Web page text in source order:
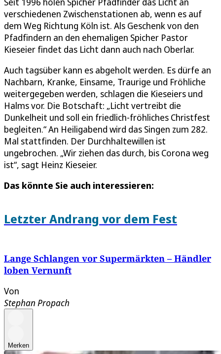
verschiedenen Zwischenstationen ab, wenn es auf
dem Weg Richtung Köln ist. Als Geschenk von den
Pfadfindern an den ehemaligen Spicher Pastor
Kieseier findet das Licht dann auch nach Oberlar.
Auch tagsüber kann es abgeholt werden. Es dürfe an
Nachbarn, Kranke, Einsame, Traurige und Fröhliche
weitergegeben werden, schlagen die Kieseiers und
Halms vor. Die Botschaft: „Licht vertreibt die
Dunkelheit und soll ein friedlich-fröhliches Christfest
begleiten.“ An Heiligabend wird das Singen zum 282.
Mal stattfinden. Der Durchhaltewillen ist
ungebrochen. „Wir ziehen das durch, bis Corona weg
ist“, sagt Heinz Kieseier.
Das könnte Sie auch interessieren:
Letzter Andrang vor dem Fest
Lange Schlangen vor Supermärkten – Händler
loben Vernunft
Von
Stephan Propach
Merken